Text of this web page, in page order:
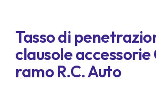
Tasso di
clausole accessorie
ramo R.C. Auto